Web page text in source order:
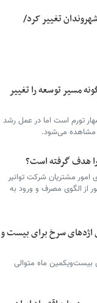
تغییر کرد/
مسیر توسعه را تغییر
تورم است اما در عمل رشد
مشاهده می‌شود.
هدف گرفته است؟
امور مشتریان شرکت توانیر
از الگوی مصرف و ورود به
اژدهای سرخ برای بیست و
بیست‌ویکمین ماه متوالی